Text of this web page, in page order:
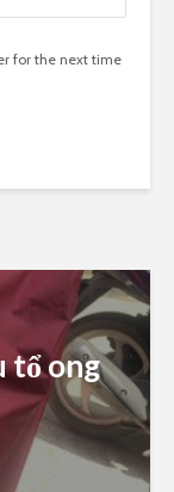
for the next time
tổ ong